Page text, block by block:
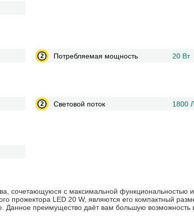
Потребляемая мощность 20 Вт
Световой поток 1800
сочетающуюся с максимальной функциональностью
прожектора LED 20 W, являются его компактный
Данное преимущество даёт вам большую возможность